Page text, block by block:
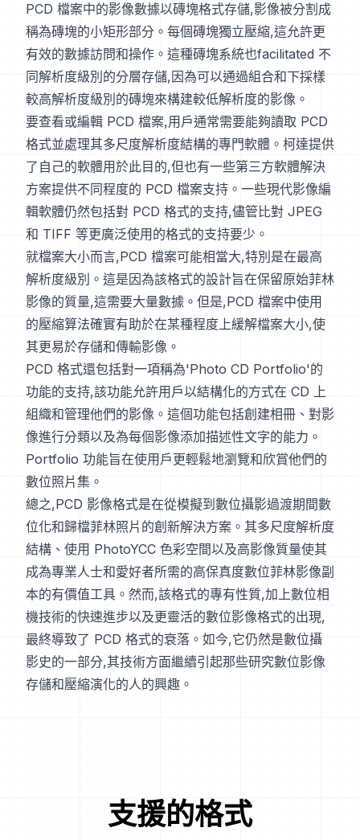
PCD 檔案中的影像數據以磚塊格式存儲,影像被分割成
稱為磚塊的小矩形部分。每個磚塊獨立壓縮,這允許更
有效的數據訪問和操作。這種磚塊系統也facilitated 不
同解析度級別的分層存儲,因為可以通過組合和下採樣
較高解析度級別的磚塊來構建較低解析度的影像。
要查看或編輯 PCD 檔案,用戶通常需要能夠讀取 PCD
格式並處理其多尺度解析度結構的專門軟體。柯達提供
了自己的軟體用於此目的,但也有一些第三方軟體解決
方案提供不同程度的 PCD 檔案支持。一些現代影像編
輯軟體仍然包括對 PCD 格式的支持,儘管比對 JPEG
和 TIFF 等更廣泛使用的格式的支持要少。
就檔案大小而言,PCD 檔案可能相當大,特別是在最高
解析度級別。這是因為該格式的設計旨在保留原始菲林
影像的質量,這需要大量數據。但是,PCD 檔案中使用
的壓縮算法確實有助於在某種程度上緩解檔案大小,使
其更易於存儲和傳輸影像。
PCD 格式還包括對一項稱為'Photo CD Portfolio'的
功能的支持,該功能允許用戶以結構化的方式在 CD 上
組織和管理他們的影像。這個功能包括創建相冊、對影
像進行分類以及為每個影像添加描述性文字的能力。
Portfolio 功能旨在使用戶更輕鬆地瀏覽和欣賞他們的
數位照片集。
總之,PCD 影像格式是在從模擬到數位攝影過渡期間數
位化和歸檔菲林照片的創新解決方案。其多尺度解析度
結構、使用 PhotoYCC 色彩空間以及高影像質量使其
成為專業人士和愛好者所需的高保真度數位菲林影像副
本的有價值工具。然而,該格式的專有性質,加上數位相
機技術的快速進步以及更靈活的數位影像格式的出現,
最終導致了 PCD 格式的衰落。如今,它仍然是數位攝
影史的一部分,其技術方面繼續引起那些研究數位影像
存儲和壓縮演化的人的興趣。
支援的格式